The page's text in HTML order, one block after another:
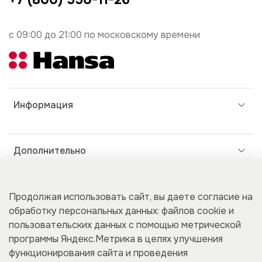
Информация
Дополнительно
Покупателям
Для бизнеса
с 09:00 до 21:00 по московскому времени
Продолжая использовать сайт, вы даете согласие на
обработку персональных данных: файлов cookie и
пользовательских данных с помощью метрической
программы Яндекс.Метрика в целях улучшения
функционирования сайта и проведения